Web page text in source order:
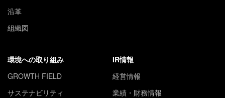
沿革
組織図
環境への取り組み
GROWTH FIELD
サステナビリティ
IR情報
経営情報
業績・財務情報